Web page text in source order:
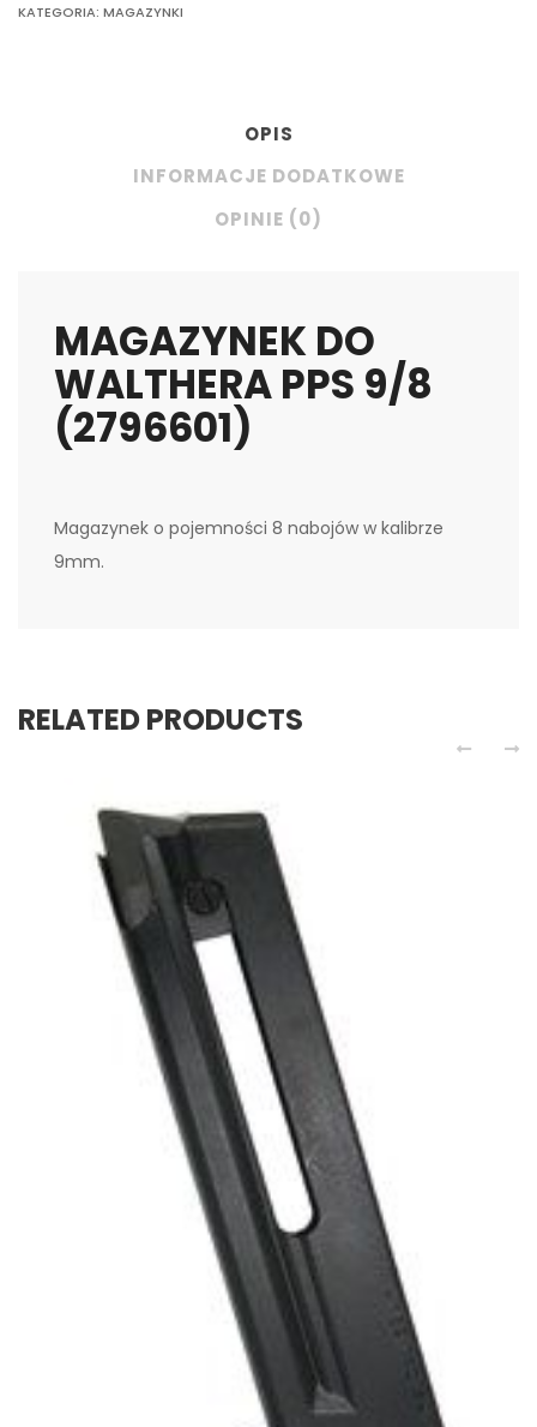
KATEGORIA: MAGAZYNKI
OPIS
INFORMACJE DODATKOWE
OPINIE (0)
MAGAZYNEK DO
WALTHERA PPS 9/8
(2796601)
Magazynek o pojemności 8 nabojów w kalibrze
9mm.
RELATED PRODUCTS